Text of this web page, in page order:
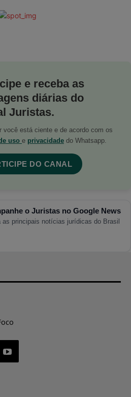
e receba as
diárias do
Juristas.
você está ciente e de acordo com os
uso e privacidade do Whatsapp.
DO CANAL
o Juristas no Google News
as principais notícias jurídicas do Brasil